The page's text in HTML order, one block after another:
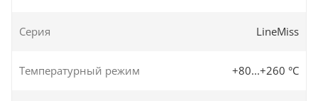
Серия LineMiss
Температурный режим +80...+260 °C